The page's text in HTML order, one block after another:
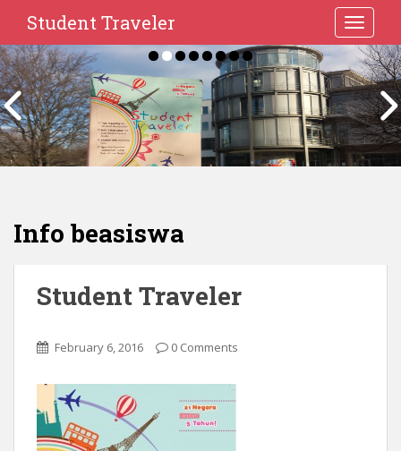
Student Traveler
Info beasiswa
Student Traveler
February 6, 2016 0 Comments